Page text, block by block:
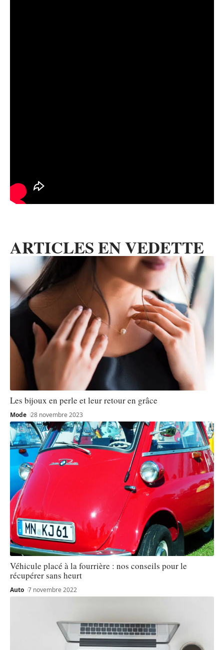
ARTICLES EN VEDETTE
Les bijoux en perle et leur retour en grâce
Mode 28 novembre 2023
Véhicule placé à la fourrière : nos conseils pour le
récupérer sans heurt
Auto 7 novembre 2022